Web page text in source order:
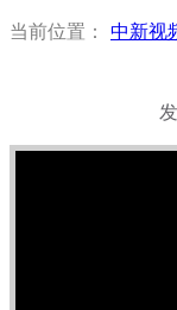
当前位置： 中新视